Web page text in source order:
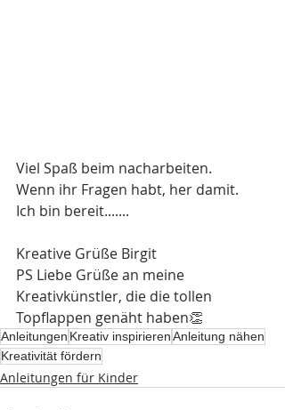
Viel Spaß beim nacharbeiten.
Wenn ihr Fragen habt, her damit.
Ich bin bereit.......
Kreative Grüße Birgit
PS Liebe Grüße an meine
Kreativkünstler, die die tollen
Topflappen genäht haben👏
Anleitungen Kreativ inspirierenAnleitung nähen
Kreativität fördern
Anleitungen für Kinder